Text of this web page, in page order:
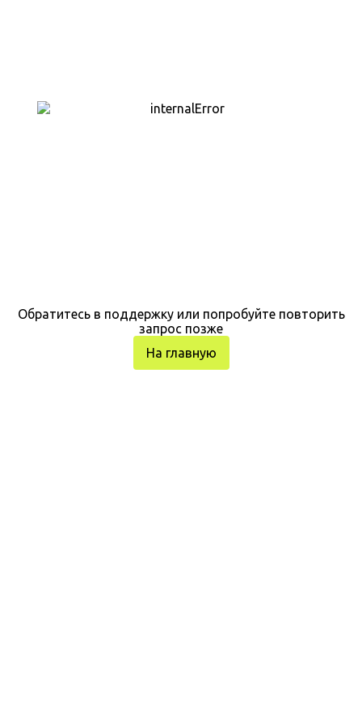
Обратитесь в поддержку или попробуйте повторить
запрос позже
На главную